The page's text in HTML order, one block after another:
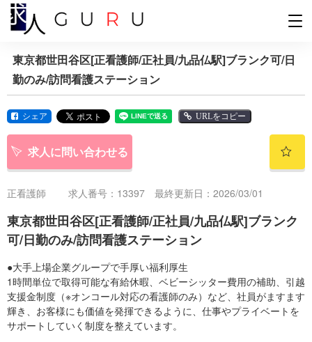
東京都世田谷区[正看護師/正社員/九品仏駅]ブランク可/日
勤のみ/訪問看護ステーション
シェア URLをコピー
求人に問い合わせる
正看護師 求人番号：13397 最終更新日：2026/03/01
東京都世田谷区[正看護師/正社員/九品仏駅]ブランク
可/日勤のみ/訪問看護ステーション
●大手上場企業グループで手厚い福利厚生
1時間単位で取得可能な有給休暇、ベビーシッター費用の補助、引越
支援金制度（※オンコール対応の看護師のみ）など、社員がますます
輝き、お客様にも価値を発揮できるように、仕事やプライベートを
サポートしていく制度を整えています。